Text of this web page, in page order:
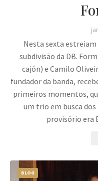
Nesta sexta
subdivisão da DB.
cajón) e Camilo
fundador da banda,
primeiros momentos,
um trio em busca
provisório era
BLOG